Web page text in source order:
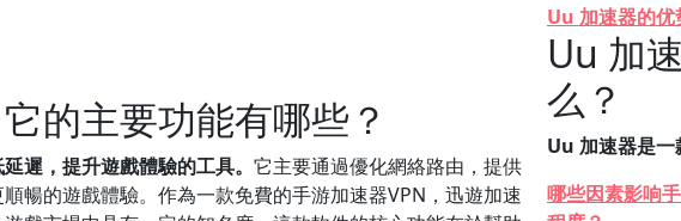
的主要功能有哪些？
遲，提升遊戲體驗的工具。 它主要通過優化網絡路由，提供
暢的遊戲體驗。作為一款免費的手游加速器VPN，迅遊加速
Uu 加速器的优
Uu 加
么？
Uu 加速器是一
哪些因素影响